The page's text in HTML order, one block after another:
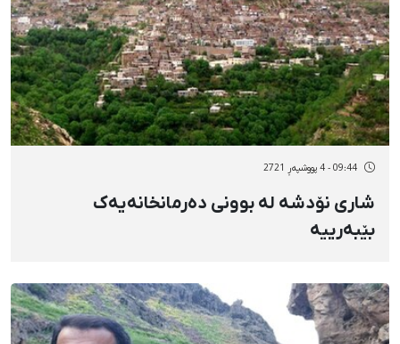
09:44 - 4 پووشپەڕ 2721
شاری نۆدشە لە بوونی دەرمانخانەیەک
بێبەرییە